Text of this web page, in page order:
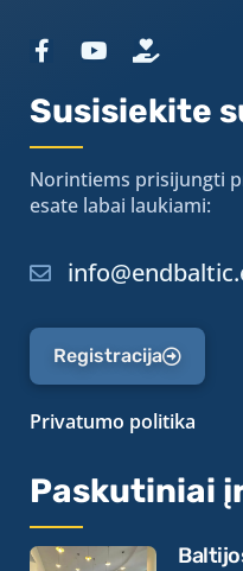
Susisiekite
Norintiems prisijungti
esate labai laukiami:
Registracija
Privatumo politika
Paskutiniai